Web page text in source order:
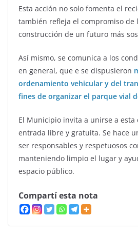
Esta acción no solo fomenta el
también refleja el compromiso de
construcción de un futuro más
Así mismo, se comunica a los
en general, que e se dispusieron
ordenamiento vehicular y del
fines de organizar el parque vial
El Municipio invita a unirse a esta
entrada libre y gratuita. Se hace
ser responsables y respetuosos
manteniendo limpio el lugar y
espacio público.
Compartí esta nota